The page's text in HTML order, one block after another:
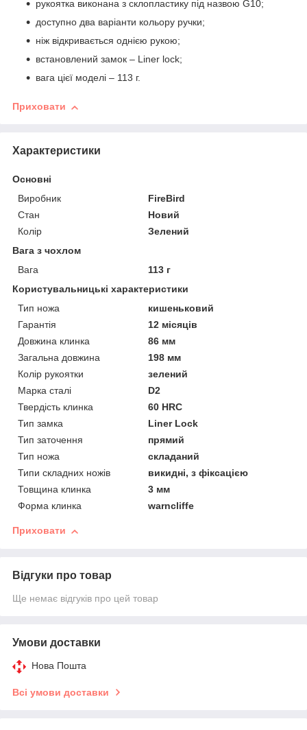
рукоятка виконана з склопластику під назвою G10;
доступно два варіанти кольору ручки;
ніж відкривається однією рукою;
встановлений замок – Liner lock;
вага цієї моделі – 113 г.
Приховати
Характеристики
Основні
Виробник
FireBird
Стан
Новий
Колір
Зелений
Вага з чохлом
Вага
113 г
Користувальницькі характеристики
Тип ножа
кишеньковий
Гарантія
12 місяців
Довжина клинка
86 мм
Загальна довжина
198 мм
Колір рукоятки
зелений
Марка сталі
D2
Твердість клинка
60 HRC
Тип замка
Liner Lock
Тип заточення
прямий
Тип ножа
складаний
Типи складних ножів
викидні, з фіксацією
Товщина клинка
3 мм
Форма клинка
warncliffe
Приховати
Відгуки про товар
Ще немає відгуків про цей товар
Умови доставки
Нова Пошта
Всі умови доставки